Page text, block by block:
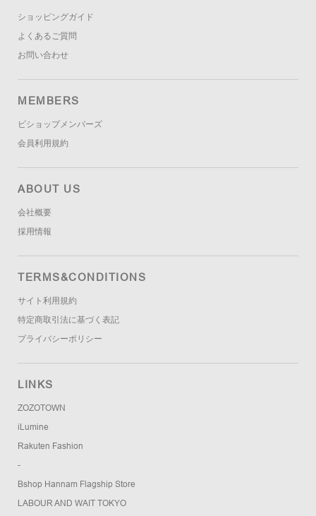
ショッピングガイド
よくあるご質問
お問い合わせ
MEMBERS
ビショップメンバーズ
会員利用規約
ABOUT US
会社概要
採用情報
TERMS&CONDITIONS
サイト利用規約
特定商取引法に基づく表記
プライバシーポリシー
LINKS
ZOZOTOWN
iLumine
Rakuten Fashion
-
Bshop Hannam Flagship Store
LABOUR AND WAIT TOKYO